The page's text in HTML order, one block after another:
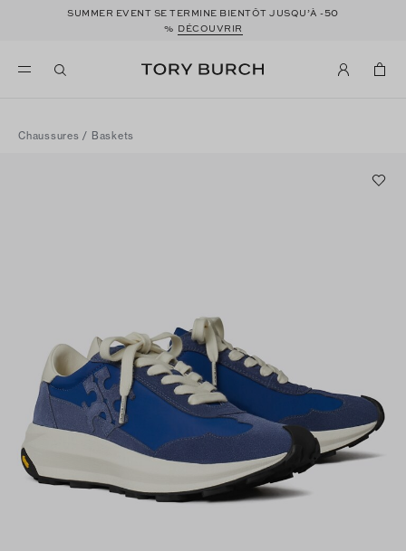
SUMMER EVENT SE TERMINE BIENTÔT JUSQU’À -50
% DÉCOUVRIR
Chaussures / Baskets